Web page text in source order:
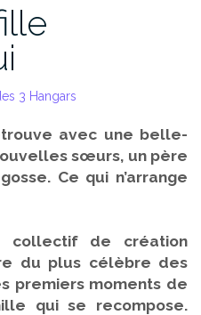
3 Hangars
avec une belle-
sœurs, un père
Ce qui n’arrange
collectif de création
du plus célèbre des
premiers moments de
qui se recompose.